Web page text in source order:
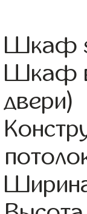
Шкаф
Шкаф в
двери)